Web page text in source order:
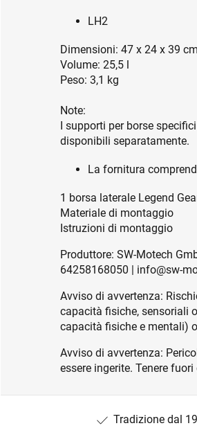
LH2
Dimensioni: 47 x 24 x 39 cm
Volume: 25,5 l
Peso: 3,1 kg
Note:
I supporti per borse
disponibili separatamente.
La fornitura
1 borsa laterale Legend
Materiale di montaggio
Istruzioni di montaggio
Produttore: SW-Motech
64258168050 | info@sw-
Avviso di avvertenza:
capacità fisiche, sensoriali
capacità fisiche e mentali)
Avviso di avvertenza:
essere ingerite. Tenere
Tradizione dal